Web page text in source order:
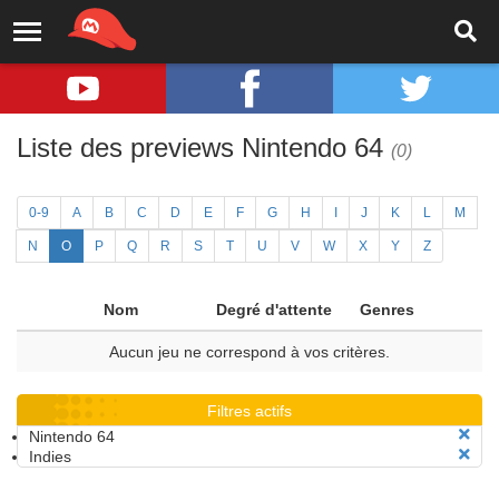
Liste des previews Nintendo 64 (0)
0-9 A B C D E F G H J K L M
N O P Q R S T U V W X Y Z
Nom Degré d'attente Genres
Aucun jeu ne correspond à vos critères.
Filtres actifs
Nintendo 64
Indies